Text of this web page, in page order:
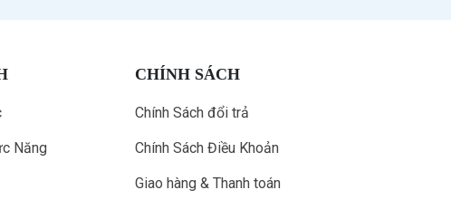
Năng
CHÍNH SÁCH
Chính Sách đổi trả
Chính Sách Điều Khoản
Giao hàng & Thanh toán